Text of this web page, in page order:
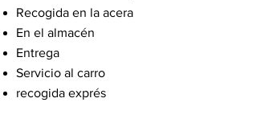
Recogida en la acera
En el almacén
Entrega
Servicio al carro
recogida exprés